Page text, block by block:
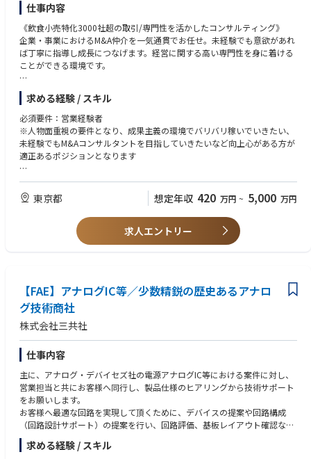
【コアードワイヤーとは】
製鋼・鋳鉄工程において添加剤の役割を果たすもので、
粉末状の鉱物や金属、フェロアロイを鋼の薄板で纏ったワイヤー状の製品
です。
製鋼・鋳鉄における溶鋼の工程において、添加し成分調整を行います。
仕事内容
《飲食小売特化3000社超の取引/専門性を活かしたコンサルティング》
企業・事業におけるM&A仲介を一気通貫でお任せ。未経験でも意欲があれ
ば丁寧に指導し成長につなげます。経営に関する高い専門性を身に着ける
ことができる環境です。
《具体的には》経営者とのアポイント獲得からヒアリング・提案・企業審
査・企業評価・候補先の選定・条件調整・最終契約までのすべての業務に
携わっていただきます。特に、事業拡大をお考えの経営者と、事業の縮小
撤退をお考えの経営者様や後継者問題を抱えておられる経営者様をつな
ぎ、双方の利益最大化を実現するためのコンサルティングがメインです。
新規営業もございますが、グループの外食業界をはじめとした6000社を超
えるネットワークを活かした提案も可能です。
求める経験 / スキル
必須要件：営業経験者
※人物面重視の要件となり、成果主義の環境でバリバリ稼いでいきたい、
未経験でもM&Aコンサルタントを目指していきたいなど向上心がある方が
適正あるポジションとなります
■経営者に対するダイレクトマーケティングを実践したい方
■経営のスキルを身につけたい方
■成果を重視する公平な評価を望まれる方 or 実績やパフォーマンスで
評価される環境に挑戦してみたい方 or 成果主義の環境で挑戦してみた
東京都 想定年収 420 万円 ~ 5,000 万円
求人エントリー
【FAE】アナログIC等／少数精鋭の歴史あるアナロ
グ技術商社
株式会社三共社
仕事内容
主に、アナログ・デバイセズ社の電源アナログIC等における案件に対し、
営業担当と共にお客様へ同行し、製品仕様のヒアリングから技術サポート
をお願いします。
お客様へ最適な回路を実現して頂くために、デバイスの提案や回路構成
（回路設計サポート）の提案を行い、回路評価、基板レイアウト確認など
を行って頂きます。
求める経験 / スキル